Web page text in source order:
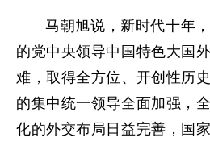
马朝旭说，新时代十年
的党中央领导中国特色大国
难，取得全方位、开创性历
的集中统一领导全面加强，
化的外交布局日益完善，国